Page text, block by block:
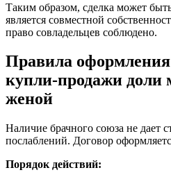
Таким образом, сделка может
является совместной
право совладельцев соблюдено.
Правила
купли-продажи доли
женой
Наличие брачного союза не дает
послаблений. Договор
Порядок действий: